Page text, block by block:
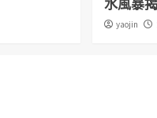
水風暴
yaojin